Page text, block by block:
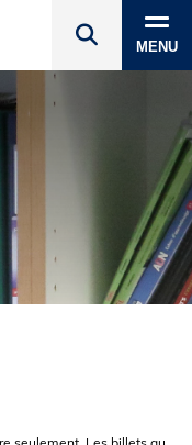
MENU